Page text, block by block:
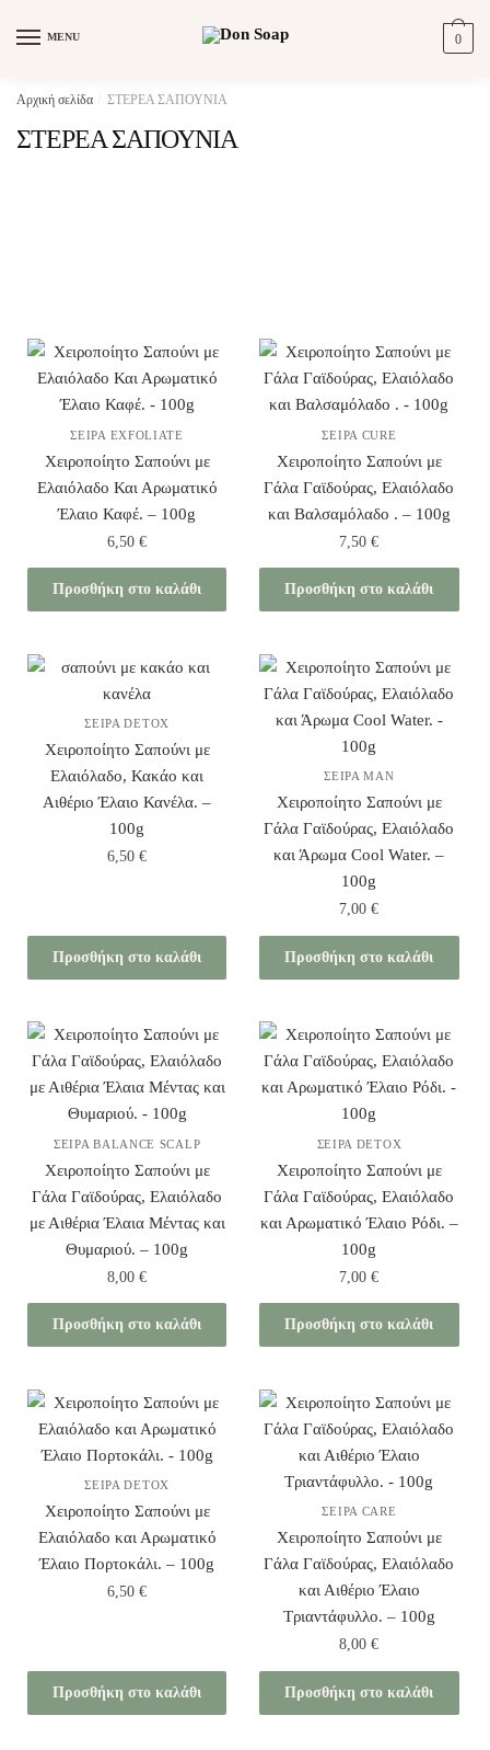
MENU 0
Αρχική σελίδα ΣΤΕΡΕΑ ΣΑΠΟΥΝΙΑ
ΣΤΕΡΕΑ ΣΑΠΟΥΝΙΑ
ΣΕΙΡΆ EXFOLIATE
Χειροποίητο Σαπούνι με
Ελαιόλαδο Και Αρωματικό
Έλαιο Καφέ. – 100g
6,50€
Προσθήκη στο καλάθι
ΣΕΙΡΆ CURE
Χειροποίητο Σαπούνι με
Γάλα Γαϊδούρας, Ελαιόλαδο
και Βαλσαμόλαδο . – 100g
7,50€
Προσθήκη στο καλάθι
ΣΕΙΡΆ DETOX
Χειροποίητο Σαπούνι με
Ελαιόλαδο, Κακάο και
Αιθέριο Έλαιο Κανέλα. –
100g
6,50€
Προσθήκη στο καλάθι
ΣΕΙΡΆ MAN
Χειροποίητο Σαπούνι με
Γάλα Γαϊδούρας, Ελαιόλαδο
και Άρωμα Cool Water. –
100g
7,00€
Προσθήκη στο καλάθι
ΣΕΙΡΆ BALANCE SCALP
Χειροποίητο Σαπούνι με
Γάλα Γαϊδούρας, Ελαιόλαδο
με Αιθέρια Έλαια Μέντας και
Θυμαριού. – 100g
8,00€
Προσθήκη στο καλάθι
ΣΕΙΡΆ DETOX
Χειροποίητο Σαπούνι με
Γάλα Γαϊδούρας, Ελαιόλαδο
και Αρωματικό Έλαιο Ρόδι. –
100g
7,00€
Προσθήκη στο καλάθι
ΣΕΙΡΆ DETOX
Χειροποίητο Σαπούνι με
Ελαιόλαδο και Αρωματικό
Έλαιο Πορτοκάλι. – 100g
6,50€
Προσθήκη στο καλάθι
ΣΕΙΡΆ CARE
Χειροποίητο Σαπούνι με
Γάλα Γαϊδούρας, Ελαιόλαδο
και Αιθέριο Έλαιο
Τριαντάφυλλο. – 100g
8,00€
Προσθήκη στο καλάθι